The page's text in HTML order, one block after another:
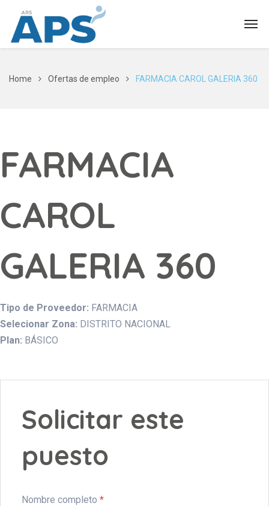
Home Ofertas de empleo FARMACIA CAROL GALERIA 360
FARMACIA
CAROL
GALERIA 360
Tipo de Proveedor: FARMACIA
Selecionar Zona: DISTRITO NACIONAL
Plan: BÁSICO
Solicitar este
puesto
Nombre completo *